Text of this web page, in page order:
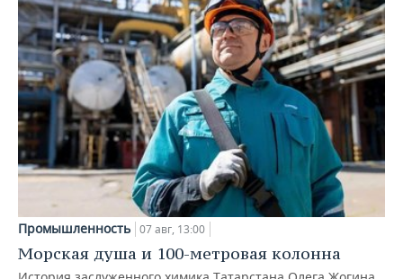
Промышленность 07 авг, 13:00
Морская душа и 100-метровая колонна